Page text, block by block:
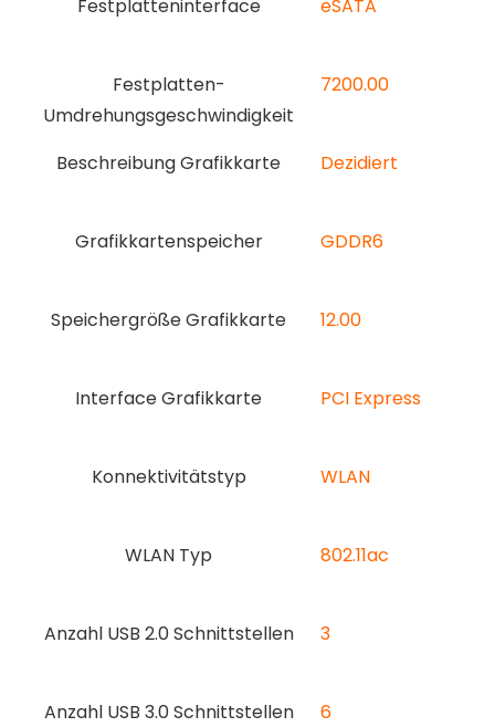
Festplatteninterface ‎eSATA
Festplatten-
Umdrehungsgeschwindigkeit
‎7200.00
Beschreibung Grafikkarte ‎Dezidiert
Grafikkartenspeicher ‎GDDR6
Speichergröße Grafikkarte ‎12.00
Interface Grafikkarte ‎PCI Express
Konnektivitätstyp ‎WLAN
WLAN Typ ‎802.11ac
Anzahl USB 2.0 Schnittstellen 3
Anzahl USB 3.0 Schnittstellen ‎6